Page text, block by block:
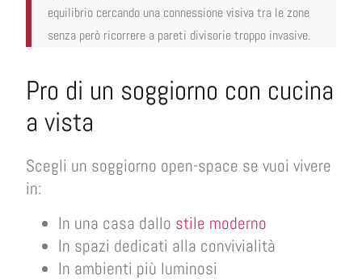
equilibrio cercando una connessione visiva tra le zone
senza però ricorrere a pareti divisorie troppo invasive.
Pro di un soggiorno con cucina
a vista
Scegli un soggiorno open-space se vuoi vivere
in:
In una casa dallo stile moderno
In spazi dedicati alla convivialità
In ambienti più luminosi